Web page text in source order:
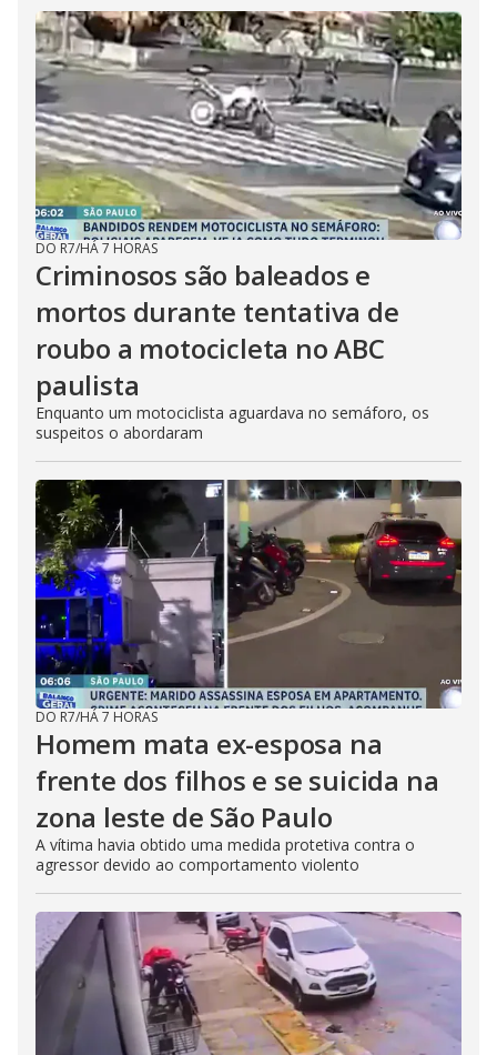
DO R7/HÁ 7 HORAS
Criminosos são baleados e
mortos durante tentativa de
roubo a motocicleta no ABC
paulista
Enquanto um motociclista aguardava no semáforo, os
suspeitos o abordaram
DO R7/HÁ 7 HORAS
Homem mata ex-esposa na
frente dos filhos e se suicida na
zona leste de São Paulo
A vítima havia obtido uma medida protetiva contra o
agressor devido ao comportamento violento